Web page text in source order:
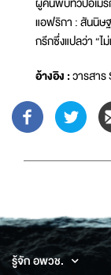
แอฟริกา : สันนิษ
กรีกซึ่งแปลว่า “ไ
อ้างอิง :วารสา
รู้จัก อพวช.